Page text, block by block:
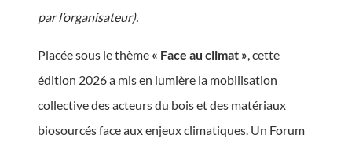
par l’organisateur).
Placée sous le thème « Face au climat » , cette
édition 2026 a mis en lumière la mobilisation
collective des acteurs du bois et des matériaux
biosourcés face aux enjeux climatiques. Un Forum